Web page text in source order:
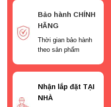
Bảo hành CHÍNH
HÃNG
Thời gian bảo hành
theo sản phẩm
Nhận lắp đặt TẠI
NHÀ